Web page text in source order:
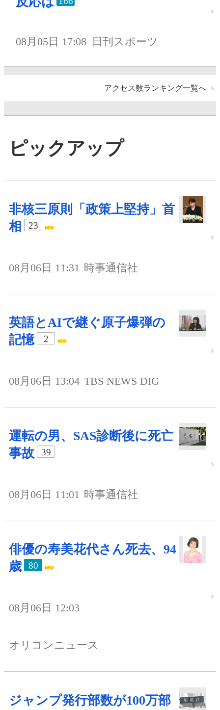
08月05日 17:08 日刊スポーツ
アクセス数ランキング一覧へ
ピックアップ
非核三原則「政策上堅持」首
相
23
08月06日 11:31 時事通信社
英語とAIで継ぐ原子爆弾の
記憶
2
08月06日 13:04 TBS NEWS DIG
運転の男、SAS診断後に死亡
事故
39
08月06日 11:01 時事通信社
俳優の寿美花代さん死去、94
歳
80
08月06日 12:03
オリコンニュース
ジャンプ発行部数が100万部